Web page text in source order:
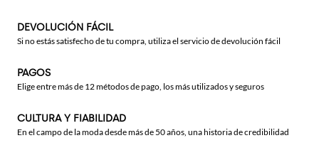
DEVOLUCIÓN FÁCIL
Si no estás satisfecho de tu compra, utiliza el servicio de devolución fácil
PAGOS
Elige entre más de 12 métodos de pago, los más utilizados y seguros
CULTURA Y FIABILIDAD
En el campo de la moda desde más de 50 años, una historia de credibilidad